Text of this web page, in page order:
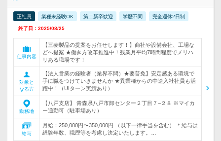
正社員 業種未経験OK 第二新卒歓迎 学歴不問 完全週休2日制
終了日：2025/08/25
仕事内容
【三菱製品の提案をお任せします！】商社や設備会社、工場な
どへ提案 ★働き方改革推進中！残業月平均7時間程度でメリハ
リある職場です！
対象と
なる方
【法人営業の経験者（業界不問）★要普免】安定感ある環境で
手に職をつけていきませんか ★異業種からの中途入社社員も活
躍中！（UIターン実績あり）
勤務地
【八戸支店】 青森県八戸市卸センター２丁目７−２８ ※マイカ
ー通勤可（駐車場あり）
給与
月給：250,000円〜350,000円 （以下一律手当を含む） ＊給与は
経験年数、職歴等を考慮し決定いたします。…